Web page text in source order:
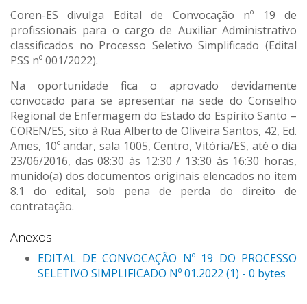
Coren-ES divulga Edital de Convocação nº 19 de
profissionais para o cargo de Auxiliar Administrativo
classificados no Processo Seletivo Simplificado (Edital
PSS nº 001/2022).
Na oportunidade fica o aprovado devidamente
convocado para se apresentar na sede do Conselho
Regional de Enfermagem do Estado do Espírito Santo –
COREN/ES, sito à Rua Alberto de Oliveira Santos, 42, Ed.
Ames, 10º andar, sala 1005, Centro, Vitória/ES, até o dia
23/06/2016, das 08:30 às 12:30 / 13:30 às 16:30 horas,
munido(a) dos documentos originais elencados no item
8.1 do edital, sob pena de perda do direito de
contratação.
Anexos:
EDITAL DE CONVOCAÇÃO Nº 19 DO PROCESSO
SELETIVO SIMPLIFICADO Nº 01.2022 (1) - 0 bytes